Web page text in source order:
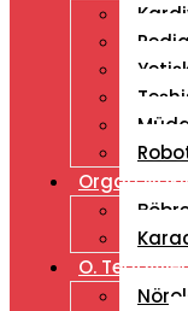
Organ Nakli
O. Tedaviler